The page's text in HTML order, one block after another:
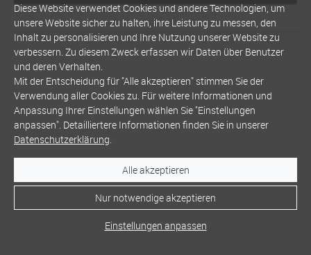
Diese Website verwendet Cookies und andere Technologien, um
unsere Website sicher zu halten, ihre Leistung zu messen, den
Inhalt zu personalisieren und Ihre Nutzung unserer Website zu
verbessern. Zu diesem Zweck erfassen wir Daten über Benutzer
und deren Verhalten.
Mit der Entscheidung für "Alle akzeptieren" stimmen Sie der
Verwendung aller Cookies zu. Für weitere Informationen und
Anpassung Ihrer Einstellungen wählen Sie "Einstellungen
anpassen". Detailliertere Informationen finden Sie in unserer
Datenschutzerklärung.
Alle akzeptieren
Nur notwendige akzeptieren
Einstellungen anpassen